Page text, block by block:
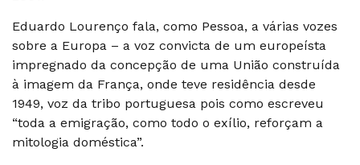
Eduardo Lourenço fala, como Pessoa, a várias vozes
sobre a Europa – a voz convicta de um europeísta
impregnado da concepção de uma União construída
à imagem da França, onde teve residência desde
1949, voz da tribo portuguesa pois como escreveu
“toda a emigração, como todo o exílio, reforçam a
mitologia doméstica”.